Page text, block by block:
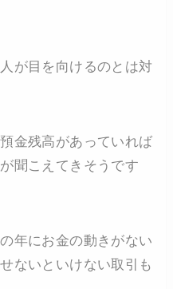
が目を向けるのとは対
金残高があっていれば
聞こえてきそうです
年にお金の動きがない
ないといけない取引も